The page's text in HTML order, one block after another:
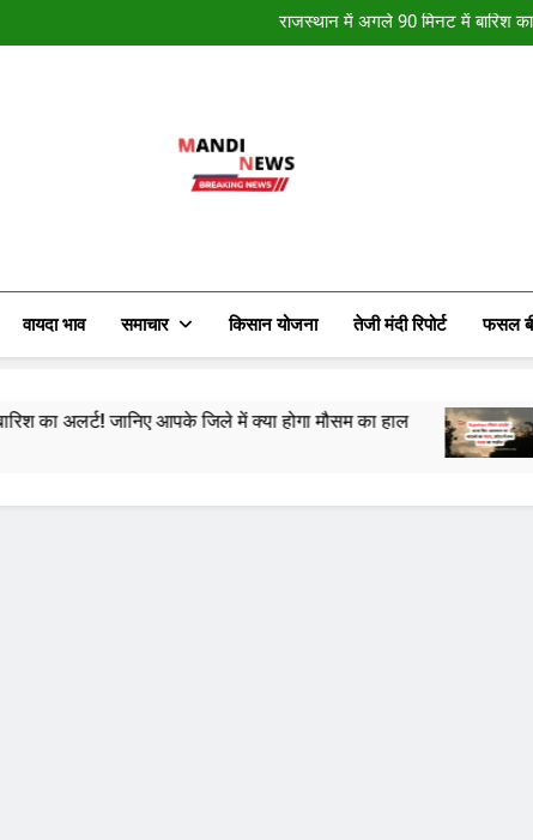
राजस्थान में अगले 90 मिनट में बारिश
राजस्थान में कई स्थान पर हुई मावठ और
राजस्थान में मौसम ने मारी पलटी, कई
Mandi News
वायदा भाव समाचार किसान योजना तेजी मंदी रिपोर्ट फसल
आपके जिले में क्या होगा मौसम का हाल राजस्थान में
2 Years Ago